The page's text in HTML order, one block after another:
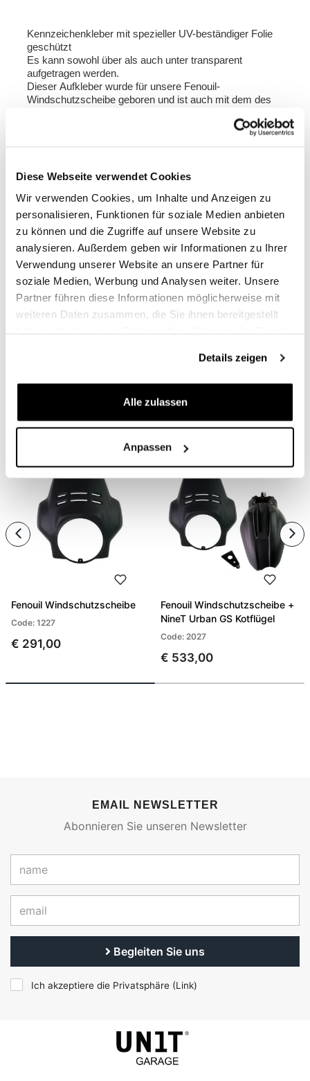
Diese Webseite verwendet Cookies
Wir verwenden Cookies, um Inhalte und Anzeigen zu
personalisieren, Funktionen für soziale Medien anbieten
zu können und die Zugriffe auf unsere Website zu
analysieren. Außerdem geben wir Informationen zu Ihrer
Verwendung unserer Website an unsere Partner für
soziale Medien, Werbung und Analysen weiter. Unsere
Partner führen diese Informationen möglicherweise mit
weiteren Daten zusammen, die Sie ihnen bereitgestellt
Details zeigen
Alle zulassen
Anpassen
Kennzeichenkleber mit spezieller UV-beständiger Folie
geschützt
Es kann sowohl über als auch unter transparent
aufgetragen werden.
Dieser Aufkleber wurde für unsere Fenouil-
Windschutzscheibe geboren und ist auch mit dem des
Um Ihnen das Beste zu bieten, verbessern wir unsere
INFORMATIONEN ANFORDERN
BEWERTUNGEN
Um eine Bewertung zu.
PRODUKTE, DIE SIE INTERESSIEREN KÖNNTEN
Fenouil Windschutzscheibe
Code: 1227
€ 291,00
Fenouil Windschutzscheibe +
NineT Urban GS Kotflügel
Code: 2027
€ 533,00
EMAIL NEWSLETTER
Abonnieren Sie unseren Newsletter
Begleiten Sie uns
Ich akzeptiere die Privatsphäre (Link)